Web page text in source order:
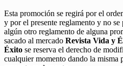
Esta promoción se regirá por el
y por el presente reglamento y no
algún otro reglamento de alguna
sacado al mercado Revista Vida y
Éxito se reserva el derecho de
cualquier momento dando la misma